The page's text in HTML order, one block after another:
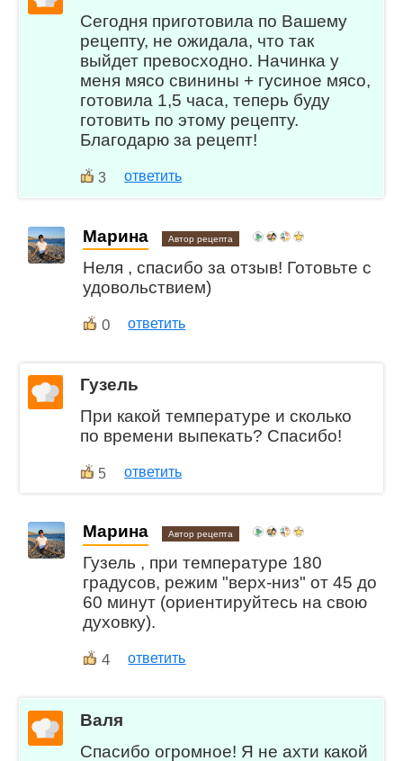
Сегодня приготовила по Вашему
рецепту, не ожидала, что так
выйдет превосходно. Начинка у
меня мясо свинины + гусиное мясо,
готовила 1,5 часа, теперь буду
готовить по этому рецепту.
Благодарю за рецепт!
3 ответить
Марина Автор рецепта
Неля , спасибо за отзыв! Готовьте с
удовольствием)
0 ответить
Гузель
При какой температуре и сколько
по времени выпекать? Спасибо!
5 ответить
Марина Автор рецепта
Гузель , при температуре 180
градусов, режим "верх-низ" от 45 до
60 минут (ориентируйтесь на свою
духовку).
4 ответить
Валя
Спасибо огромное! Я не ахти какой